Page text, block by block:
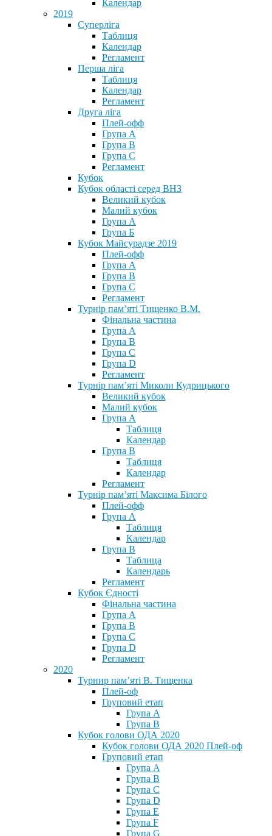
Календар
2019
Суперліга
Таблиця
Календар
Регламент
Перша ліга
Таблиця
Календар
Регламент
Друга ліга
Плей-офф
Група А
Група В
Група С
Регламент
Кубок
Кубок області серед ВНЗ
Великий кубок
Малий кубок
Група А
Група Б
Кубок Майсурадзе 2019
Плей-офф
Група А
Група В
Група С
Регламент
Турнір пам’яті Тищенко В.М.
Фінальна частина
Група А
Група В
Група С
Група D
Регламент
Турнір пам’яті Миколи Кудрицького
Великий кубок
Малий кубок
Група А
Таблиця
Календар
Група В
Таблиця
Календар
Регламент
Турнір пам’яті Максима Білого
Плей-офф
Група А
Таблиця
Календар
Група В
Таблица
Календарь
Регламент
Кубок Єдності
Фінальна частина
Група А
Група В
Група С
Група D
Регламент
2020
Турнир пам’яті В. Тищенка
Плей-оф
Груповий етап
Група А
Група В
Кубок голови ОДА 2020
Кубок голови ОДА 2020 Плей-оф
Груповий етап
Група A
Група B
Група C
Група D
Група E
Група F
Група G